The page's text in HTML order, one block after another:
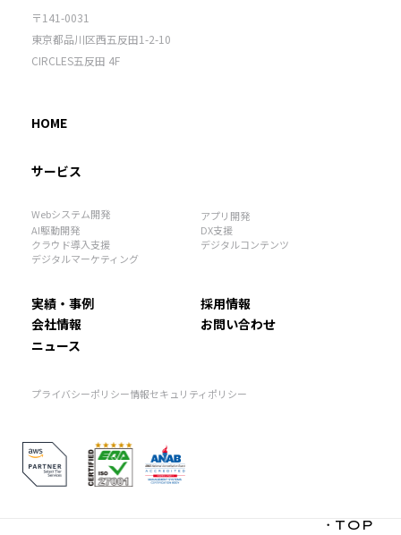
〒141-0031
東京都品川区西五反田1-2-10
CIRCLES五反田 4F
HOME
サービス
Webシステム開発
アプリ開発
AI駆動開発
DX支援
クラウド導入支援
デジタルコンテンツ
デジタルマーケティング
実績・事例
会社情報
ニュース
採用情報
お問い合わせ
プライバシーポリシー情報セキュリティポリシー
・TOP